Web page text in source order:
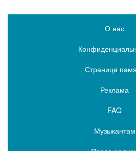
О нас
Страница
Реклама
FAQ
Музыкантам